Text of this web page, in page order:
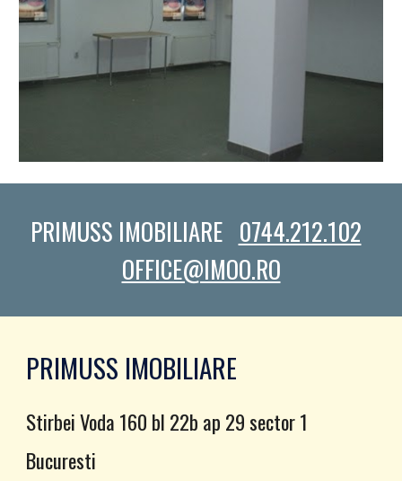
PRIMUSS IMOBILIARE 0744.212.102
OFFICE@IMOO.RO
PRIMUSS IMOBILIARE
Stirbei Voda 160 bl 22b ap 29 sector 1
Bucuresti